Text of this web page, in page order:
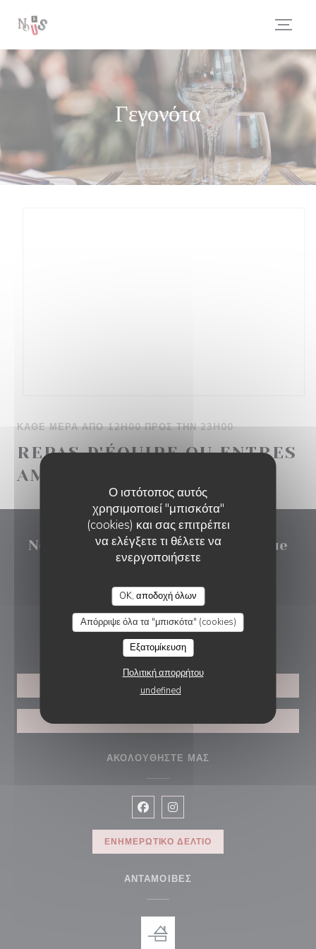
Ο ιστότοπος αυτός
χρησιμοποιεί "μπισκότα"
(cookies) και σας επιτρέπει
να ελέγξετε τι θέλετε να
ενεργοποιήσετε
OK, αποδοχή όλων
Απόρριψε όλα τα "μπισκότα" (cookies)
Εξατομίκευση
Πολιτική απορρήτου
undefined
Γεγονότα
ΚΆΘΕ ΜΈΡΑ ΑΠΌ 12H00 ΠΡΟΣ ΤΗΝ 23H00
REPAS D'ÉQUIPE OU ENTRES
AMIS
Nous 4 | Restaurant bistronomique
06 06 70 64 92
ΚΡΆΤΗΣΗ
ΚΆΝΤΕ ΚΡΆΤΗΣΗ ΤΡΑΠΕΖΙΟΎ
ΑΚΟΛΟΥΘΉΣΤΕ ΜΑΣ
Facebook ((ανοίγει σε νέο
Instagram ((ανοίγει σε νέο
ΕΝΗΜΕΡΩΤΙΚΌ ΔΕΛΤΊΟ
ΑΝΤΑΜΟΙΒΈΣ